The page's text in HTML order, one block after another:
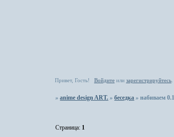
Привет, Гость! Войдитеили зарегистрируйтесь.
»anime design ART. »беседка »набиваем 0.1
Страница: 1